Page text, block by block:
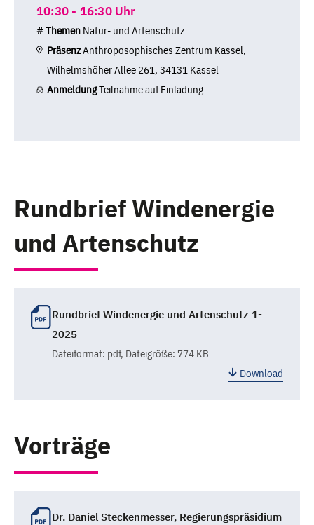
10:30 - 16:30 Uhr
# Themen Natur- und Artenschutz
PräsenzAnthroposophisches Zentrum Kassel,
Wilhelmshöher Allee 261, 34131 Kassel
AnmeldungTeilnahme auf Einladung
Rundbrief Windenergie
und Artenschutz
Rundbrief Windenergie und Artenschutz 1-
2025
Dateiformat: pdf, Dateigröße: 774 KB
Download
Vorträge
Dr. Daniel Steckenmesser, Regierungspräsidium